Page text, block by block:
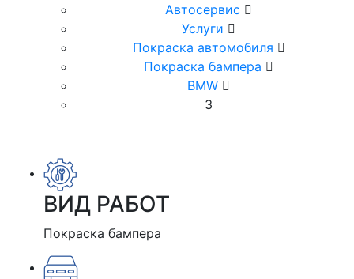
Автосервис
Услуги
Покраска автомобиля
Покраска бампера
BMW
3
ВИД РАБОТ
Покраска бампера